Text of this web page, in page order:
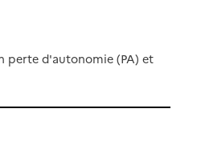
perte d'autonomie (PA) et